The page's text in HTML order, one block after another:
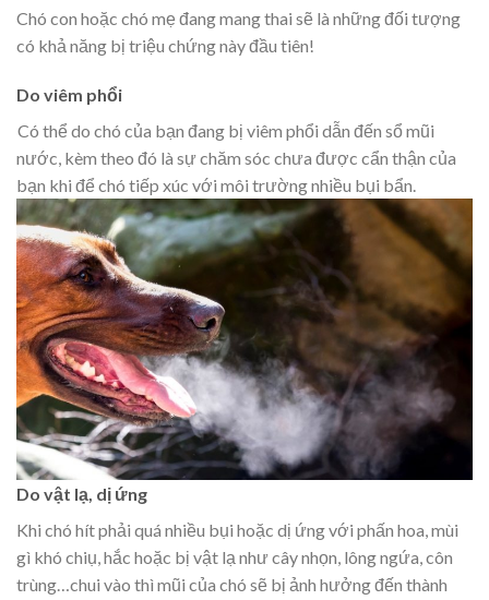
Chó con hoặc chó mẹ đang mang thai sẽ là những đối tượng
có khả năng bị triệu chứng này đầu tiên!
Do viêm phổi
Có thể do chó của bạn đang bị viêm phổi dẫn đến sổ mũi
nước, kèm theo đó là sự chăm sóc chưa được cẩn thận của
bạn khi để chó tiếp xúc với môi trường nhiều bụi bẩn.
Do vật lạ, dị ứng
Khi chó hít phải quá nhiều bụi hoặc dị ứng với phấn hoa, mùi
gì khó chiụ, hắc hoặc bị vật lạ như cây nhọn, lông ngứa, côn
trùng…chui vào thì mũi của chó sẽ bị ảnh hưởng đến thành